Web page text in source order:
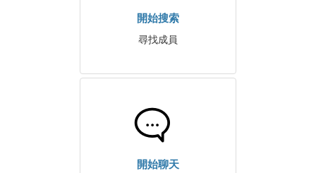
開始搜索
尋找成員
開始聊天